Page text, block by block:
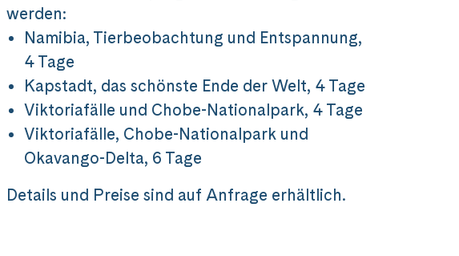
werden:
Namibia, Tierbeobachtung und Entspannung,
4 Tage
Kapstadt, das schönste Ende der Welt, 4 Tage
Viktoriafälle und Chobe-Nationalpark, 4 Tage
Viktoriafälle, Chobe-Nationalpark und
Okavango-Delta, 6 Tage
Details und Preise sind auf Anfrage erhältlich.